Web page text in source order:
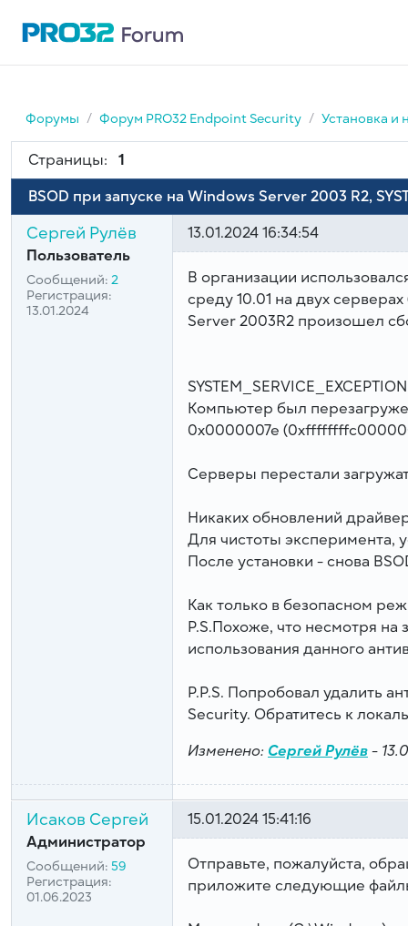
Форумы Форум PRO32 Endpoint Security Установка и
Страницы: 1
BSOD при запуске на Windows Server 2003 R2,
Сергей Рулёв
Пользователь
Сообщений: 2
Регистрация:
13.01.2024
13.01.2024 16:34:54
В организации
среду 10.01 на двух
Server 2003R2 произошел
SYSTEM_SERVICE_EXCEPTION
Компьютер был
0x0000007e
Серверы перестали
Никаких обновлений
Для чистоты эксперимента,
После установки - снова
Как только в безопасном
P.S.Похоже, что несмотря
использования данного
P.P.S. Попробовал удалить
Security. Обратитесь к
Изменено: Сергей Рулёв-
Исаков Сергей
Администратор
Сообщений: 59
Регистрация:
01.06.2023
15.01.2024 15:41:16
Отправьте, пожалуйста,
приложите следующие